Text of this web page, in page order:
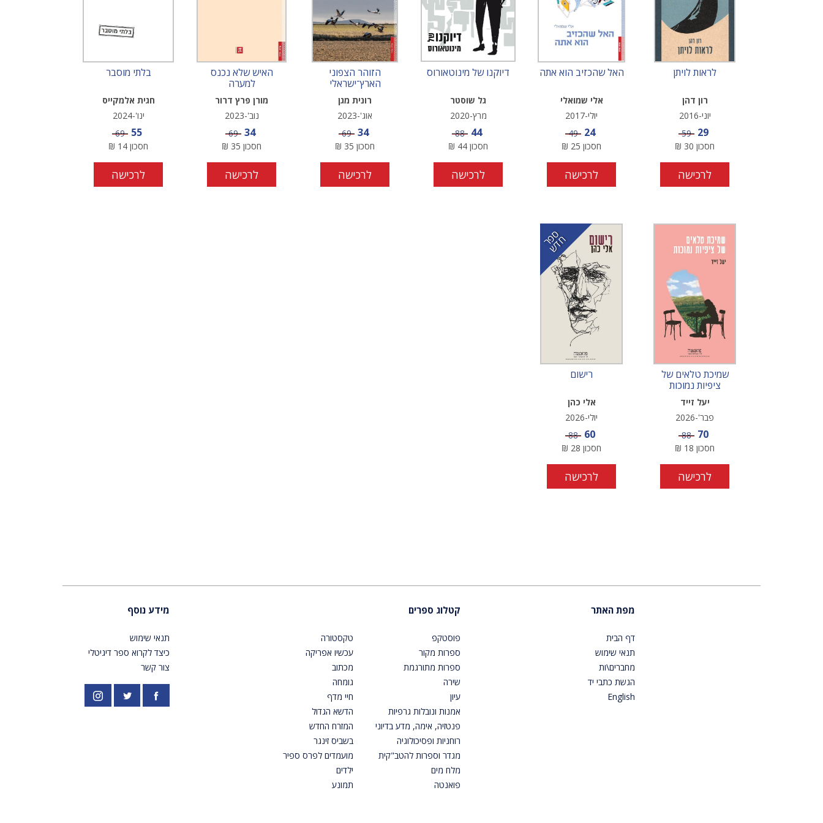
לראות לויתן
רון דהן
יוני-2016
מחיר מבצע
29 מחיר
59
חסכון 30
₪
לרכישה
האל שהכזיב הוא אתה
אלי שמואלי
יולי-2017
מחיר מבצע
24 מחיר
49
חסכון 25
₪
לרכישה
דיוקנו של מינוטאורוס
גל שוסטר
מרץ-2020
מחיר מבצע
44 מחיר
88
חסכון 44
₪
לרכישה
הזוהר הצפוני
הארץ־ישראלי
רונית מגן
אוג'-2023
מחיר מבצע
34 מחיר
69
חסכון 35
₪
לרכישה
האיש שלא נכנס
למערה
מורן פרץ דרור
נוב'-2023
מחיר מבצע
34 מחיר
69
חסכון 35
₪
לרכישה
בלתי מוסבר
חגית אלמקייס
ינו'-2024
מחיר מבצע
55 מחיר
69
חסכון 14
₪
לרכישה
שמיכת טלאים של
ציפיות נמוכות
יעל זייד
פבר'-2026
מחיר מבצע
70 מחיר
88
חסכון 18
₪
לרכישה
ס
פ
ר
ח
ד
ש
רישום
אלי כהן
יולי-2026
מחיר מבצע
60 מחיר
88
חסכון 28
₪
לרכישה
מפת האתר
דף הבית
תנאי שימוש
מחברים\ות
הגשת כתבי יד
English
קטלוג ספרים
פוסטקפ
ספרות מקור
ספרות מתורגמת
שירה
עיון
אמנות ונובלות גרפיות
פנטזיה, אימה, מדע בדיוני
רוחניות ופסיכולוגיה
מגדר וספרות להטב"קית
מלח מים
פואנטה
טקסטורה
עכשיו אפריקה
מכתוב
גומחה
חיי מדף
הדשא הגדול
המזרח החדש
בשביס זינגר
מועמדים לפרס ספיר
ילדים
תמונע
מידע נוסף
תנאי שימוש
כיצד לקרוא ספר דיגיטלי
צור קשר
פייסבוק PardesPublish
אינסטגרם